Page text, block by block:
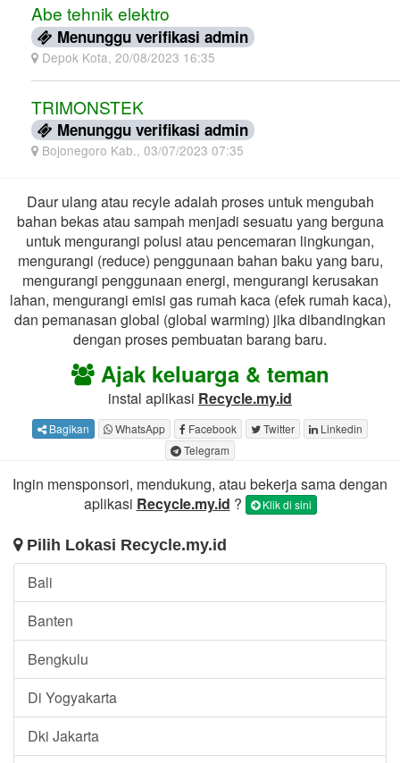
Abe tehnik elektro
Menunggu verifikasi admin
Depok Kota, 20/08/2023 16:35
TRIMONSTEK
Menunggu verifikasi admin
Bojonegoro Kab., 03/07/2023 07:35
Daur ulang atau recyle adalah proses untuk mengubah
bahan bekas atau sampah menjadi sesuatu yang berguna
untuk mengurangi polusi atau pencemaran lingkungan,
mengurangi (reduce) penggunaan bahan baku yang baru,
mengurangi penggunaan energi, mengurangi kerusakan
lahan, mengurangi emisi gas rumah kaca (efek rumah kaca),
dan pemanasan global (global warming) jika dibandingkan
dengan proses pembuatan barang baru.
Ajak keluarga & teman
instal aplikasi Recycle.my.id
Bagikan WhatsApp Facebook Twitter
Linkedin
Telegram
Ingin mensponsori, mendukung, atau bekerja sama dengan
aplikasi Recycle.my.id ? Klik di sini
Pilih Lokasi Recycle.my.id
Bali
Banten
Bengkulu
Di Yogyakarta
Dki Jakarta